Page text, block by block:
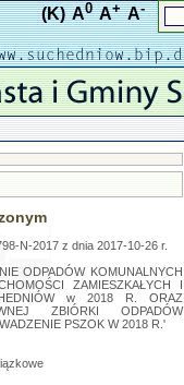
(K) A0 A+ A-
N-2017 z dnia 2017-10-26 r.
ODPADÓW KOMUNALNYCH
ZAMIESZKAŁYCH I
w 2018 R. ORAZ
ZBIÓRKI ODPADÓW
PSZOK W 2018 R.'